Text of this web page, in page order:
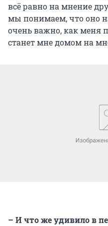
всё равно на мнение
мы понимаем, что оно
очень важно, как меня
станет мне домом на
– И что же удивило в